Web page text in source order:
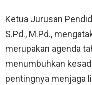
Ketua Jurusan
S.Pd., M.Pd.,
merupakan agenda
menumbuhkan
pentingnya menjaga